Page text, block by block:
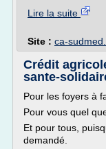
Lire la suite
Site : ca-
Crédit
sante-
Pour les foyers à
Pour vous quel
Et pour tous,
demandé.